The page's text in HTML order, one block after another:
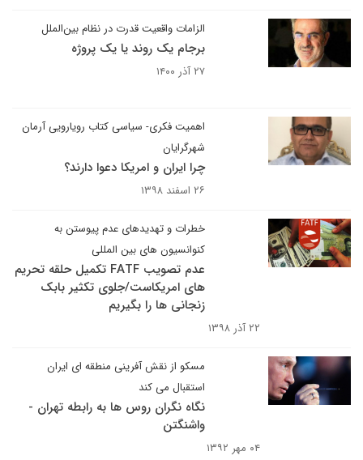
الزامات واقعیت قدرت در نظام بین‌الملل
برجام یک روند یا یک پروژه
۲۷ آذر ۱۴۰۰
اهمیت فکری- سیاسی کتاب رویارویی آرمان
شهرگرایان
چرا ایران و امریکا دعوا دارند؟
۲۶ اسفند ۱۳۹۸
خطرات و تهدیدهای عدم پیوستن به
کنوانسیون های بین المللی
عدم تصویب FATF تکمیل حلقه تحریم
های امریکاست/جلوی تکثیر بابک
زنجانی ها را بگیریم
۲۲ آذر ۱۳۹۸
مسکو از نقش آفرینی منطقه ای ایران
استقبال می کند
نگاه نگران روس ها به رابطه تهران -
واشنگتن
۰۴ مهر ۱۳۹۲